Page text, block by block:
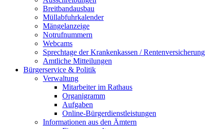
Breitbandausbau
Müllabfuhrkalender
Mängelanzeige
Notrufnummern
Webcams
Sprechtage der Krankenkassen / Rentenversicherung
Amtliche Mitteilungen
Bürgerservice & Politik
Verwaltung
Mitarbeiter im Rathaus
Organigramm
Aufgaben
Online-Bürgerdienstleistungen
Informationen aus den Ämtern